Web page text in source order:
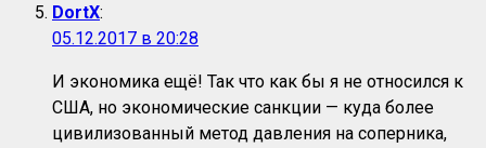
DortX:
05.12.2017 в 20:28
И экономика ещё! Так что как бы я не относился к
США, но экономические санкции — куда более
цивилизованный метод давления на соперника,